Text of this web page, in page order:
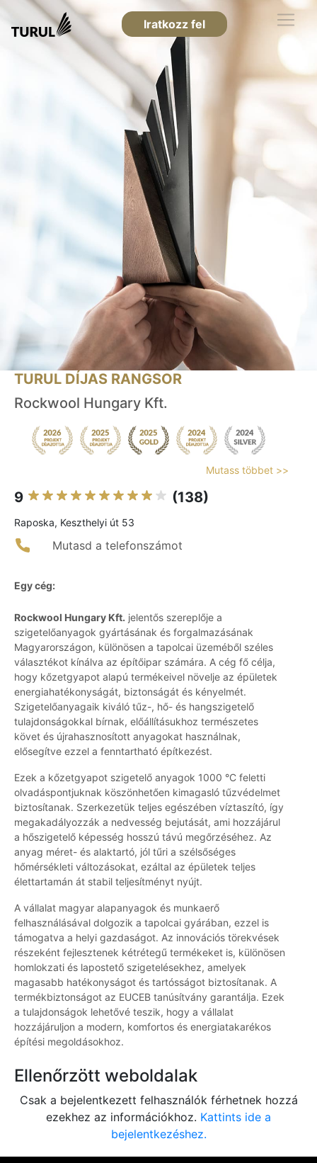
Iratkozz fel
TURUL DÍJAS RANGSOR
Rockwool Hungary Kft.
Mutass többet >>
9 (138)
Raposka, Keszthelyi út 53
Mutasd a telefonszámot
Egy cég:
Rockwool Hungary Kft. jelentős szereplője a
szigetelőanyagok gyártásának és forgalmazásának
Magyarországon, különösen a tapolcai üzeméből széles
választékot kínálva az építőipar számára. A cég fő célja,
hogy kőzetgyapot alapú termékeivel növelje az épületek
energiahatékonyságát, biztonságát és kényelmét.
Szigetelőanyagaik kiváló tűz-, hő- és hangszigetelő
tulajdonságokkal bírnak, előállításukhoz természetes
követ és újrahasznosított anyagokat használnak,
elősegítve ezzel a fenntartható építkezést.
Ezek a kőzetgyapot szigetelő anyagok 1000 °C feletti
olvadáspontjuknak köszönhetően kimagasló tűzvédelmet
biztosítanak. Szerkezetük teljes egészében víztaszító, így
megakadályozzák a nedvesség bejutását, ami hozzájárul
a hőszigetelő képesség hosszú távú megőrzéséhez. Az
anyag méret- és alaktartó, jól tűri a szélsőséges
hőmérsékleti változásokat, ezáltal az épületek teljes
élettartamán át stabil teljesítményt nyújt.
A vállalat magyar alapanyagok és munkaerő
felhasználásával dolgozik a tapolcai gyárában, ezzel is
támogatva a helyi gazdaságot. Az innovációs törekvések
részeként fejlesztenek kétrétegű termékeket is, különösen
homlokzati és lapostető szigetelésekhez, amelyek
magasabb hatékonyságot és tartósságot biztosítanak. A
termékbiztonságot az EUCEB tanúsítvány garantálja. Ezek
a tulajdonságok lehetővé teszik, hogy a vállalat
hozzájáruljon a modern, komfortos és energiatakarékos
építési megoldásokhoz.
Ellenőrzött weboldalak
Csak a bejelentkezett felhasználók férhetnek hozzá
ezekhez az információkhoz. Kattints ide a
bejelentkezéshez.